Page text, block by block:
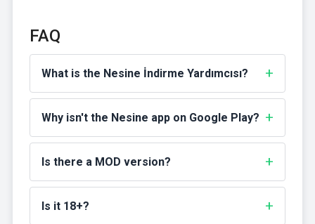
FAQ
What is the Nesine İndirme Yardımcısı?
Why isn't the Nesine app on Google Play?
Is there a MOD version?
Is it 18+?